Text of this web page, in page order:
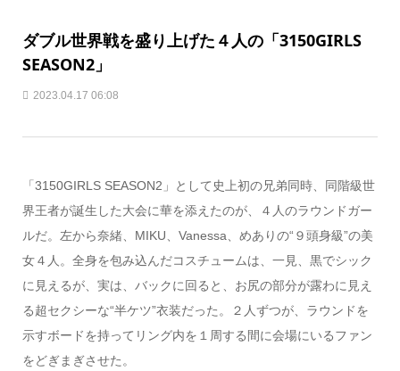
ダブル世界戦を盛り上げた４人の「3150GIRLS
SEASON2」
2023.04.17 06:08
「3150GIRLS SEASON2」として史上初の兄弟同時、同階級世
界王者が誕生した大会に華を添えたのが、４人のラウンドガー
ルだ。左から奈緒、MIKU、Vanessa、めありの“９頭身級”の美
女４人。全身を包み込んだコスチュームは、一見、黒でシック
に見えるが、実は、バックに回ると、お尻の部分が露わに見え
る超セクシーな“半ケツ”衣装だった。２人ずつが、ラウンドを
示すボードを持ってリング内を１周する間に会場にいるファン
をどぎまぎさせた。